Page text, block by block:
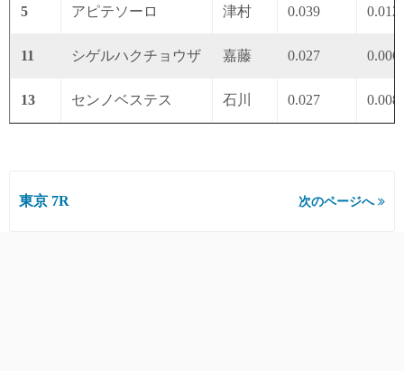
5 アピテソーロ 津村 0.039 0.012
11 シゲルハクチョウザ 嘉藤 0.027 0.006
13 センノベステス 石川 0.027 0.008
東京 7R 次のページへ